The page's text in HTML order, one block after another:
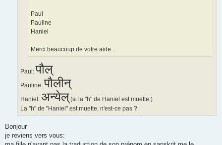
Paul
Pauline
Haniel
Merci beaucoup de votre aide...
Paul: पौल्
Pauline: पौलीन्
Haniel: अन्येल् (si la "h" de Haniel est muette.)
La "h" de "Haniel" est muette, n'est-ce pas ?
Bonjour
je reviens vers vous: